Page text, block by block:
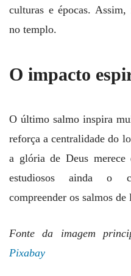
culturas e épocas.
no templo.
O impacto
O último salmo inspira
reforça a centralidade do
a glória de Deus merece
estudiosos ainda o
compreender os salmos de
Fonte da imagem
Pixabay